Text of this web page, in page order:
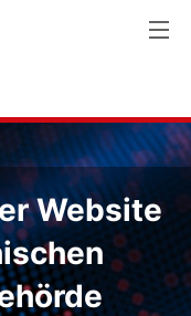
Website